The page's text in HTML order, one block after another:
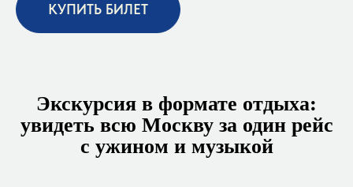
КУПИТЬ БИЛЕТ
Экскурсия в формате отдыха:
увидеть всю Москву за один рейс
с ужином и музыкой